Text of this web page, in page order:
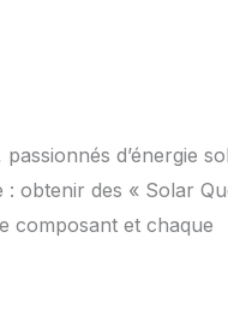
d’énergie
des « Solar
composant et chaque